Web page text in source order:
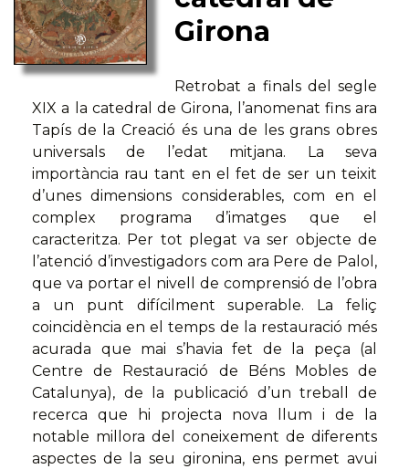
Girona
Retrobat a finals del segle
XIX a la catedral de Girona, l’anomenat fins ara
Tapís de la Creació és una de les grans obres
universals de l’edat mitjana. La seva
importància rau tant en el fet de ser un teixit
d’unes dimensions considerables, com en el
complex programa d’imatges que el
caracteritza. Per tot plegat va ser objecte de
l’atenció d’investigadors com ara Pere de Palol,
que va portar el nivell de comprensió de l’obra
a un punt difícilment superable. La feliç
coincidència en el temps de la restauració més
acurada que mai s’havia fet de la peça (al
Centre de Restauració de Béns Mobles de
Catalunya), de la publicació d’un treball de
recerca que hi projecta nova llum i de la
notable millora del coneixement de diferents
aspectes de la seu gironina, ens permet avui